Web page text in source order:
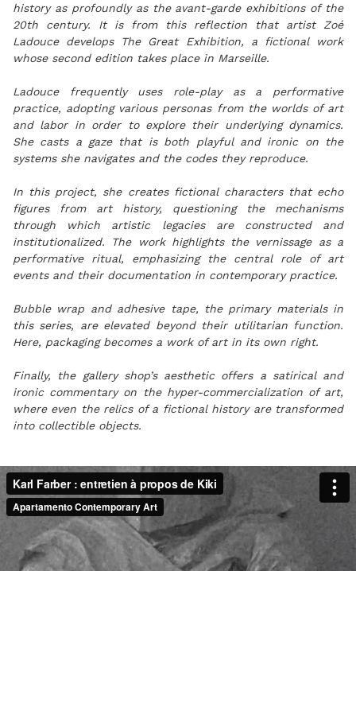
history as profoundly as the avant-garde exhibitions of the
20th century. It is from this reflection that artist Zoé
Ladouce develops The Great Exhibition, a fictional work
whose second edition takes place in Marseille.
Ladouce frequently uses role-play as a performative
practice, adopting various personas from the worlds of art
and labor in order to explore their underlying dynamics.
She casts a gaze that is both playful and ironic on the
systems she navigates and the codes they reproduce.
In this project, she creates fictional characters that echo
figures from art history, questioning the mechanisms
through which artistic legacies are constructed and
institutionalized. The work highlights the vernissage as a
performative ritual, emphasizing the central role of art
events and their documentation in contemporary practice.
Bubble wrap and adhesive tape, the primary materials in
this series, are elevated beyond their utilitarian function.
Here, packaging becomes a work of art in its own right.
Finally, the gallery shop’s aesthetic offers a satirical and
ironic commentary on the hyper-commercialization of art,
where even the relics of a fictional history are transformed
into collectible objects.